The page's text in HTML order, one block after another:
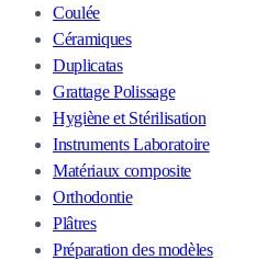
Coulée
Céramiques
Duplicatas
Grattage Polissage
Hygiène et Stérilisation
Instruments Laboratoire
Matériaux composite
Orthodontie
Plâtres
Préparation des modèles